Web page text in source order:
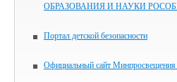
ОБРАЗОВАНИЯ И НАУКИ
Портал детской безопасности
Официальный сайт Минпросвещения